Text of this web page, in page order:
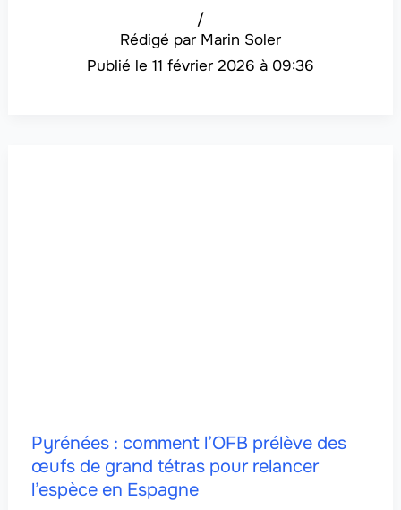
Marin Soler
/
11 février 2026 à 09:36
Pyrénées : comment l’OFB prélève des
œufs de grand tétras pour relancer
l’espèce en Espagne